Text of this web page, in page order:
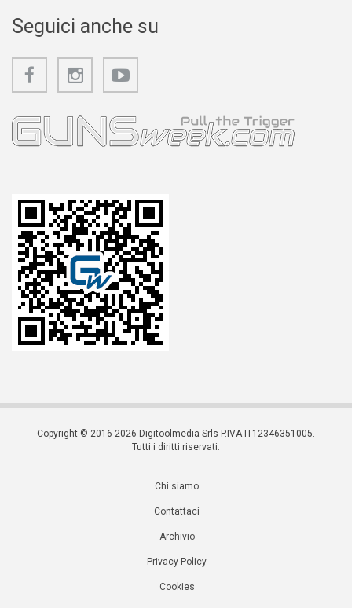
Seguici anche su
Copyright © 2016-2026 Digitoolmedia Srls P.IVA IT12346351005.
Tutti i diritti riservati.
Chi siamo
Contattaci
Archivio
Privacy Policy
Cookies